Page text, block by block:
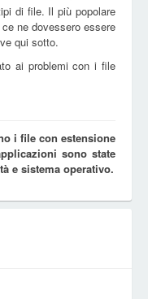
di file. Il più popolare
ne dovessero essere
qui sotto.
ai problemi con i file
i file con estensione
sono state
e sistema operativo.